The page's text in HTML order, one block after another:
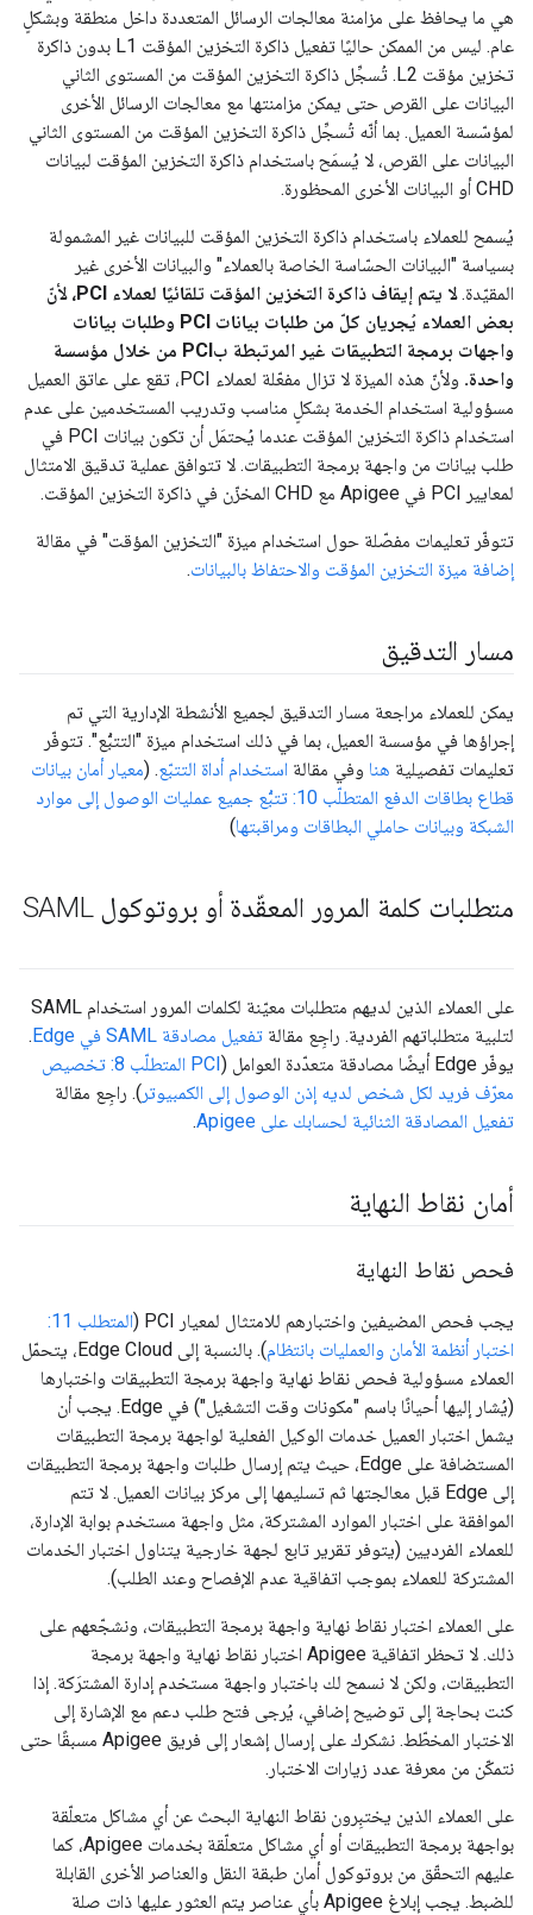
هي ما يحافظ على مزامنة معالجات الرسائل المتعددة داخل منطقة وبشكلٍ
عام. ليس من الممكن حاليًا تفعيل ذاكرة التخزين المؤقت L1 بدون ذاكرة
تخزين مؤقت L2. تُسجِّل ذاكرة التخزين المؤقت من المستوى الثاني
البيانات على القرص حتى يمكن مزامنتها مع معالجات الرسائل الأخرى
لمؤسّسة العميل. بما أنّه تُسجِّل ذاكرة التخزين المؤقت من المستوى الثاني
البيانات على القرص، لا يُسمَح باستخدام ذاكرة التخزين المؤقت لبيانات
CHD أو البيانات الأخرى المحظورة.
يُسمح للعملاء باستخدام ذاكرة التخزين المؤقت للبيانات غير المشمولة
بسياسة "البيانات الحسّاسة الخاصة بالعملاء" والبيانات الأخرى غير
المقيّدة.
لا يتم إيقاف ذاكرة التخزين المؤقت تلقائيًا لعملاء PCI، لأنّ
بعض العملاء يُجريان كلّ من طلبات بيانات PCI وطلبات بيانات
واجهات برمجة التطبيقات غير المرتبطة بPCI من خلال مؤسسة
واحدة.
ولأنّ هذه الميزة لا تزال مفعّلة لعملاء PCI، تقع على عاتق العميل
مسؤولية استخدام الخدمة بشكلٍ مناسب وتدريب المستخدمين على عدم
استخدام ذاكرة التخزين المؤقت عندما يُحتمَل أن تكون بيانات PCI في
طلب بيانات من واجهة برمجة التطبيقات. لا تتوافق عملية تدقيق الامتثال
لمعايير PCI في Apigee مع CHD المخزّن في ذاكرة التخزين المؤقت.
تتوفّر تعليمات مفصّلة حول استخدام ميزة "التخزين المؤقت" في مقالة
إضافة ميزة التخزين المؤقت والاحتفاظ بالبيانات.
مسار التدقيق
يمكن للعملاء مراجعة مسار التدقيق لجميع الأنشطة الإدارية التي تم
إجراؤها في مؤسسة العميل، بما في ذلك استخدام ميزة "التتبُّع". تتوفّر
تعليمات تفصيلية هنا وفي مقالة استخدام أداة التتبّع. (معيار أمان بيانات
قطاع بطاقات الدفع المتطلّب 10: تتبُّع جميع عمليات الوصول إلى موارد
الشبكة وبيانات حاملي البطاقات ومراقبتها)
متطلبات كلمة المرور المعقّدة أو بروتوكول SAML
على العملاء الذين لديهم متطلبات معيّنة لكلمات المرور استخدام SAML
لتلبية متطلباتهم الفردية. راجِع مقالة تفعيل مصادقة SAML في Edge
.
يوفّر Edge أيضًا مصادقة متعدّدة العوامل (
PCI المتطلّب 8: تخصيص
معرّف فريد لكل شخص لديه إذن الوصول إلى الكمبيوتر). راجِع مقالة
تفعيل المصادقة الثنائية لحسابك على Apigee
.
أمان نقاط النهاية
فحص نقاط النهاية
يجب فحص المضيفين واختبارهم للامتثال لمعيار PCI (
المتطلب 11:
اختبار أنظمة الأمان والعمليات بانتظام
). بالنسبة إلى Edge Cloud، يتحمّل
العملاء مسؤولية فحص نقاط نهاية واجهة برمجة التطبيقات واختبارها
(يُشار إليها أحيانًا باسم "مكونات وقت التشغيل") في Edge. يجب أن
يشمل اختبار العميل خدمات الوكيل الفعلية لواجهة برمجة التطبيقات
المستضافة على Edge، حيث يتم إرسال طلبات واجهة برمجة التطبيقات
إلى Edge قبل معالجتها ثم تسليمها إلى مركز بيانات العميل. لا تتم
الموافقة على اختبار الموارد المشتركة، مثل واجهة مستخدم بوابة الإدارة،
للعملاء الفرديين (يتوفر تقرير تابع لجهة خارجية يتناول اختبار الخدمات
المشتركة للعملاء بموجب اتفاقية عدم الإفصاح وعند الطلب).
على العملاء اختبار نقاط نهاية واجهة برمجة التطبيقات، ونشجّعهم على
ذلك. لا تحظر اتفاقية Apigee اختبار نقاط نهاية واجهة برمجة
التطبيقات، ولكن لا نسمح لك باختبار واجهة مستخدم إدارة المشترَكة. إذا
كنت بحاجة إلى توضيح إضافي، يُرجى فتح طلب دعم مع الإشارة إلى
الاختبار المخطّط. نشكرك على إرسال إشعار إلى فريق Apigee مسبقًا حتى
نتمكّن من معرفة عدد زيارات الاختبار.
على العملاء الذين يختبِرون نقاط النهاية البحث عن أي مشاكل متعلّقة
بواجهة برمجة التطبيقات أو أي مشاكل متعلّقة بخدمات Apigee، كما
عليهم التحقّق من بروتوكول أمان طبقة النقل والعناصر الأخرى القابلة
للضبط. يجب إبلاغ Apigee بأي عناصر يتم العثور عليها ذات صلة